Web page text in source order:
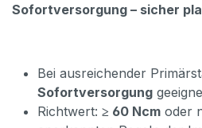
Sofortversorgung – sicher
Bei ausreichender
Sofortversorgung
Richtwert: ≥ 60 Ncm oder